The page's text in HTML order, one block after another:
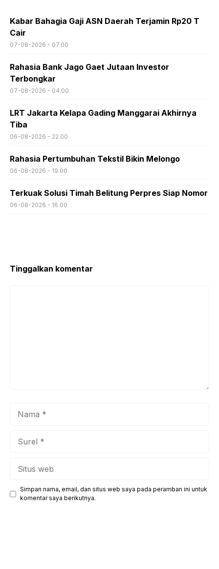
Kabar Bahagia Gaji ASN Daerah Terjamin Rp20 T
Cair
07-08-2026 - 07.00
Rahasia Bank Jago Gaet Jutaan Investor
Terbongkar
07-08-2026 - 04.00
LRT Jakarta Kelapa Gading Manggarai Akhirnya
Tiba
06-08-2026 - 22.00
Rahasia Pertumbuhan Tekstil Bikin Melongo
06-08-2026 - 19.00
Terkuak Solusi Timah Belitung Perpres Siap Nomor
06-08-2026 - 16.00
Tinggalkan komentar
Simpan nama, email, dan situs web saya pada peramban ini untuk
komentar saya berikutnya.